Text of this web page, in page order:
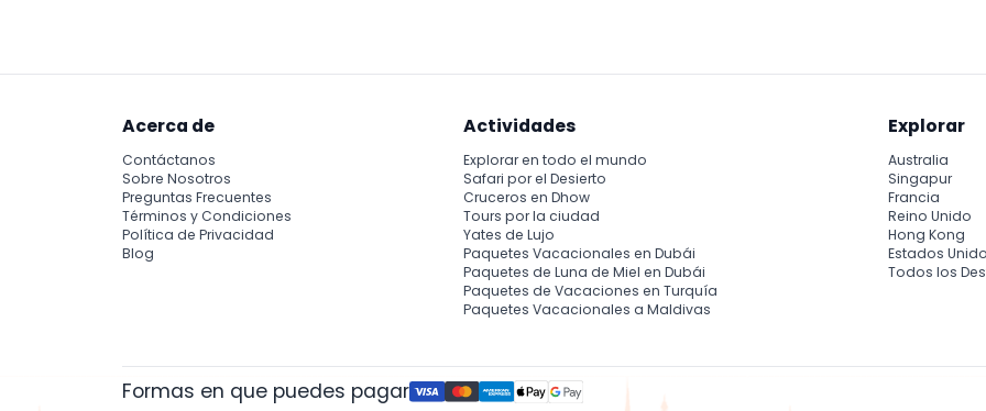
Acerca de
Contáctanos
Sobre Nosotros
Preguntas Frecuentes
Términos y Condiciones
Política de Privacidad
Blog
Actividades
Explorar en todo el mundo
Safari por el Desierto
Cruceros en Dhow
Tours por la ciudad
Yates de Lujo
Paquetes Vacacionales en Dubái
Paquetes de Luna de Miel en Dubái
Paquetes de Vacaciones en Turquía
Paquetes Vacacionales a Maldivas
Explorar
Australia
Singapur
Francia
Reino Unido
Hong Kong
Estados
Todos los
Formas en que puedes pagar